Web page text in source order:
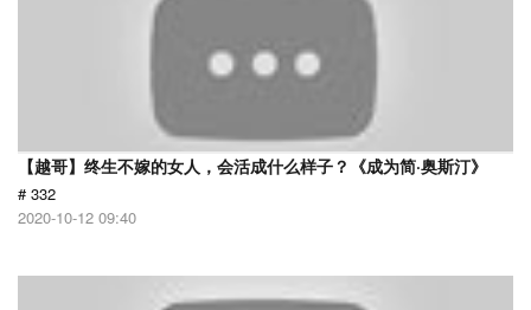
【越哥】终生不嫁的女人，会活成什么样子？《成为简·奥斯汀》
# 332
2020-10-12 09:40